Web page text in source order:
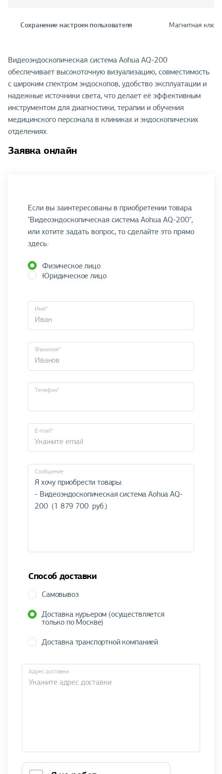
Сохранение настроек пользователя Магнитная ключ-
Видеоэндоскопическая система Aohua AQ-200
обеспечивает высокоточную визуализацию, совместимость
с широким спектром эндоскопов, удобство эксплуатации и
надежные источники света, что делает её эффективным
инструментом для диагностики, терапии и обучения
медицинского персонала в клиниках и эндоскопических
отделениях.
Заявка онлайн
Если вы заинтересованы в приобретении товара
"Видеоэндоскопическая система Aohua AQ-200",
или хотите задать вопрос, то сделайте это прямо
здесь:
Физическое лицо
Юридическое лицо
Имя*
Фамилия*
Телефон*
E-mail*
Cообщение
Способ доставки
Самовывоз
Доставка курьером (осуществляется
только по Москве)
Доставка транспортной компанией
Адрес доставки